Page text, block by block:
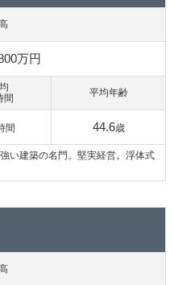
万円
間
間
平均年齢
44.6歳
い建築の名門。堅実経営。浮体式